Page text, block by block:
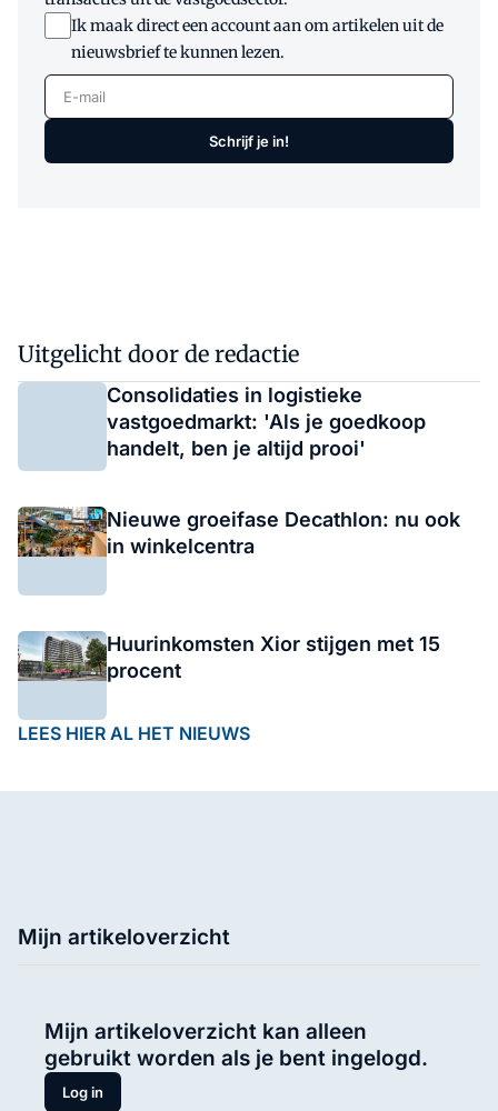
Ik maak direct een account aan om artikelen uit de
nieuwsbrief te kunnen lezen.
E-mail
Schrijf je in!
Uitgelicht door de redactie
Consolidaties in logistieke
vastgoedmarkt: 'Als je goedkoop
handelt, ben je altijd prooi'
Nieuwe groeifase Decathlon: nu ook
in winkelcentra
Huurinkomsten Xior stijgen met 15
procent
LEES HIER AL HET NIEUWS
Mijn artikeloverzicht
Mijn artikeloverzicht kan alleen
gebruikt worden als je bent ingelogd.
Log in